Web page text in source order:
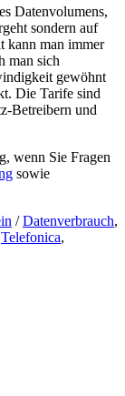
Datenvolumens,
sondern auf
kann man immer
man sich
gewöhnt
Die Tarife sind
Betreibern und
wenn Sie Fragen
sowie
/Datenverbrauch,
Telefonica,